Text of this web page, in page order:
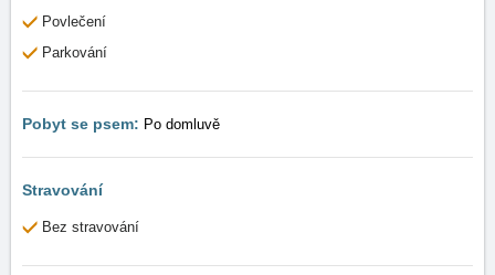
Povlečení
Parkování
Pobyt se psem: Po domluvě
Stravování
Bez stravování